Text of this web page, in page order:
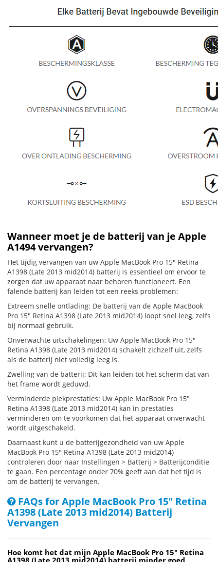
Wanneer moet je de batterij van je Apple
A1494 vervangen?
Het tijdig vervangen van uw Apple MacBook Pro 15" Retina
A1398 (Late 2013 mid2014) batterij is essentieel om ervoor te
zorgen dat uw apparaat naar behoren functioneert. Een
falende batterij kan leiden tot een reeks problemen:
Extreem snelle ontlading: De batterij van de Apple MacBook
Pro 15" Retina A1398 (Late 2013 mid2014) loopt snel leeg, zelfs
bij normaal gebruik.
Onverwachte uitschakelingen: Uw Apple MacBook Pro 15"
Retina A1398 (Late 2013 mid2014) schakelt zichzelf uit, zelfs
als de batterij niet volledig leeg is.
Zwelling van de batterij: Dit kan leiden tot het scherm dat van
het frame wordt geduwd.
Verminderde piekprestaties: Uw Apple MacBook Pro 15"
Retina A1398 (Late 2013 mid2014) kan in prestaties
verminderen om te voorkomen dat het apparaat onverwacht
wordt uitgeschakeld.
Daarnaast kunt u de batterijgezondheid van uw Apple
MacBook Pro 15" Retina A1398 (Late 2013 mid2014)
controleren door naar Instellingen > Batterij > Batterijconditie
te gaan. Een percentage onder 70% geeft aan dat het tijd is
om de batterij te vervangen.
FAQs for Apple MacBook Pro 15" Retina
A1398 (Late 2013 mid2014) Batterij
Vervangen
Hoe komt het dat mijn Apple MacBook Pro 15" Retina
A1398 (Late 2013 mid2014) batterij minder goed